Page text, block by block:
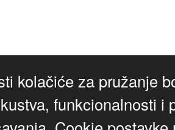
kolačiće za pružanje
funkcionalnosti i